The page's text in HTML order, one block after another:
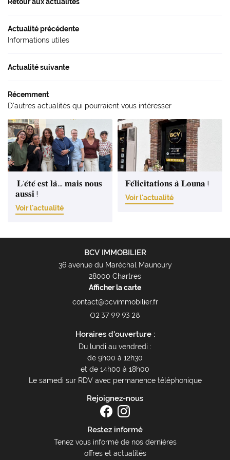
Avis
Contact
Retour aux actualités
Actualité précédente
Informations utiles
Actualité suivante
Récemment
D'autres actualités qui pourraient vous intéresser
𝐋’𝐞́𝐭𝐞́ 𝐞𝐬𝐭 𝐥𝐚̀… 𝐦𝐚𝐢𝐬 𝐧𝐨𝐮𝐬
𝐚𝐮𝐬𝐬𝐢 !
Voir l'actualité
𝐅𝐞́𝐥𝐢𝐜𝐢𝐭𝐚𝐭𝐢𝐨𝐧𝐬 𝐚̀ 𝐋𝐨𝐮𝐧𝐚 !
Voir l'actualité
BCV IMMOBILIER
36 avenue du Maréchal Maunoury
28000 Chartres
Afficher la carte
02 37 99 93 28
Horaires d'ouverture :
Du lundi au vendredi :
de 9h00 à 12h30
et de 14h00 à 18h00
Le samedi sur RDV avec permanence téléphonique
Rejoignez-nous
Restez informé
Tenez vous informé de nos dernières
offres et actualités